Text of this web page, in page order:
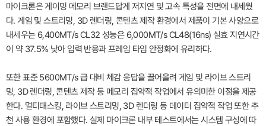
마이크론은 게이밍 메모리 브랜드답게 저지연 및 고속 특성을 전면에 내세웠
다. 게임 및 스트리밍, 3D 렌더링, 콘텐츠 제작 환경에서 제품이 기본 사양으로
내세우는 6,400MT/s CL32 성능은 6,000MT/s CL48(16ns) 실효 지연시간
이 약 37.5% 낮아 입력 반응과 프레임 타임 안정화에 유리하다.
또한 표준 5600MT/s 급 대비 체감 응답을 끌어올려 게임 및 라이브 스트리
밍, 3D 렌더링, 콘텐츠 제작 등 메모리 집약적 작업에서 유의미한 이점을 제공
한다. 멀티태스킹, 라이브 스트리밍, 3D 렌더링 등 데이터 집약적 작업 또한 추
천 사용 환경에 포함했다. 실제 마이크론 내부 테스트에서는 시스템 구성에 따